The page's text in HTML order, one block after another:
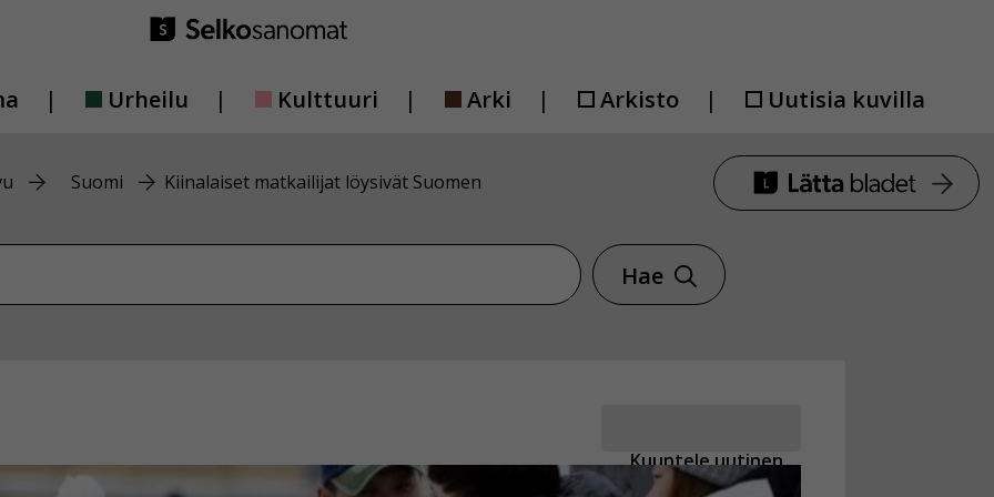
Urheilu Kulttuuri Arki Arkisto Uutisia kuvilla
Suomi Kiinalaiset matkailijat löysivät Suomen
Hae
Kuuntele uutinen